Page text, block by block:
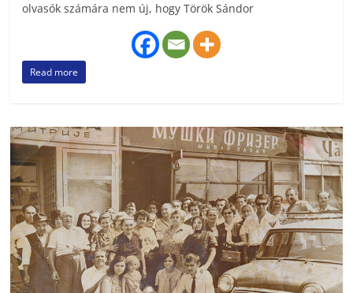
olvasók számára nem új, hogy Török ­Sándor
Read more